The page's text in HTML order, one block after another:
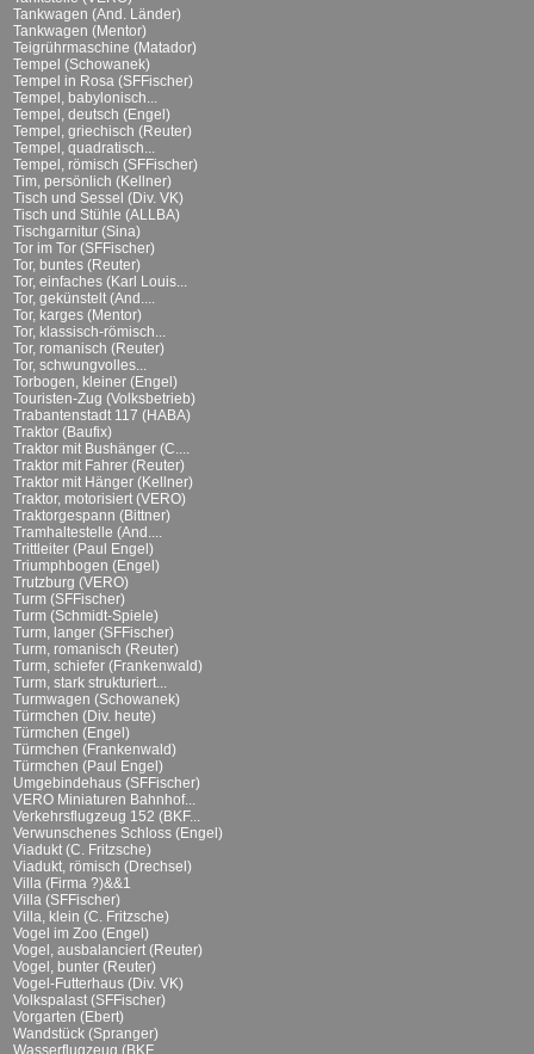
Tankwagen (And. Länder)
Tankwagen (Mentor)
Teigrührmaschine (Matador)
Tempel (Schowanek)
Tempel in Rosa (SFFischer)
Tempel, babylonisch...
Tempel, deutsch (Engel)
Tempel, griechisch (Reuter)
Tempel, quadratisch...
Tempel, römisch (SFFischer)
Tim, persönlich (Kellner)
Tisch und Sessel (Div. VK)
Tisch und Stühle (ALLBA)
Tischgarnitur (Sina)
Tor im Tor (SFFischer)
Tor, buntes (Reuter)
Tor, einfaches (Karl Louis...
Tor, gekünstelt (And....
Tor, karges (Mentor)
Tor, klassisch-römisch...
Tor, romanisch (Reuter)
Tor, schwungvolles...
Torbogen, kleiner (Engel)
Touristen-Zug (Volksbetrieb)
Trabantenstadt 117 (HABA)
Traktor (Baufix)
Traktor mit Bushänger (C....
Traktor mit Fahrer (Reuter)
Traktor mit Hänger (Kellner)
Traktor, motorisiert (VERO)
Traktorgespann (Bittner)
Tramhaltestelle (And....
Trittleiter (Paul Engel)
Triumphbogen (Engel)
Trutzburg (VERO)
Turm (SFFischer)
Turm (Schmidt-Spiele)
Turm, langer (SFFischer)
Turm, romanisch (Reuter)
Turm, schiefer (Frankenwald)
Turm, stark strukturiert...
Turmwagen (Schowanek)
Türmchen (Div. heute)
Türmchen (Engel)
Türmchen (Frankenwald)
Türmchen (Paul Engel)
Umgebindehaus (SFFischer)
VERO Miniaturen Bahnhof...
Verkehrsflugzeug 152 (BKF...
Verwunschenes Schloss (Engel)
Viadukt (C. Fritzsche)
Viadukt, römisch (Drechsel)
Villa (Firma ?)&&1
Villa (SFFischer)
Villa, klein (C. Fritzsche)
Vogel im Zoo (Engel)
Vogel, ausbalanciert (Reuter)
Vogel, bunter (Reuter)
Vogel-Futterhaus (Div. VK)
Volkspalast (SFFischer)
Vorgarten (Ebert)
Wandstück (Spranger)
Wasserflugzeug (BKF